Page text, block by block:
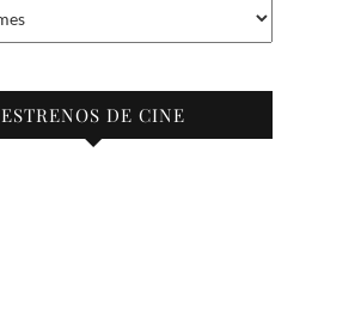
ESTRENOS DE CINE